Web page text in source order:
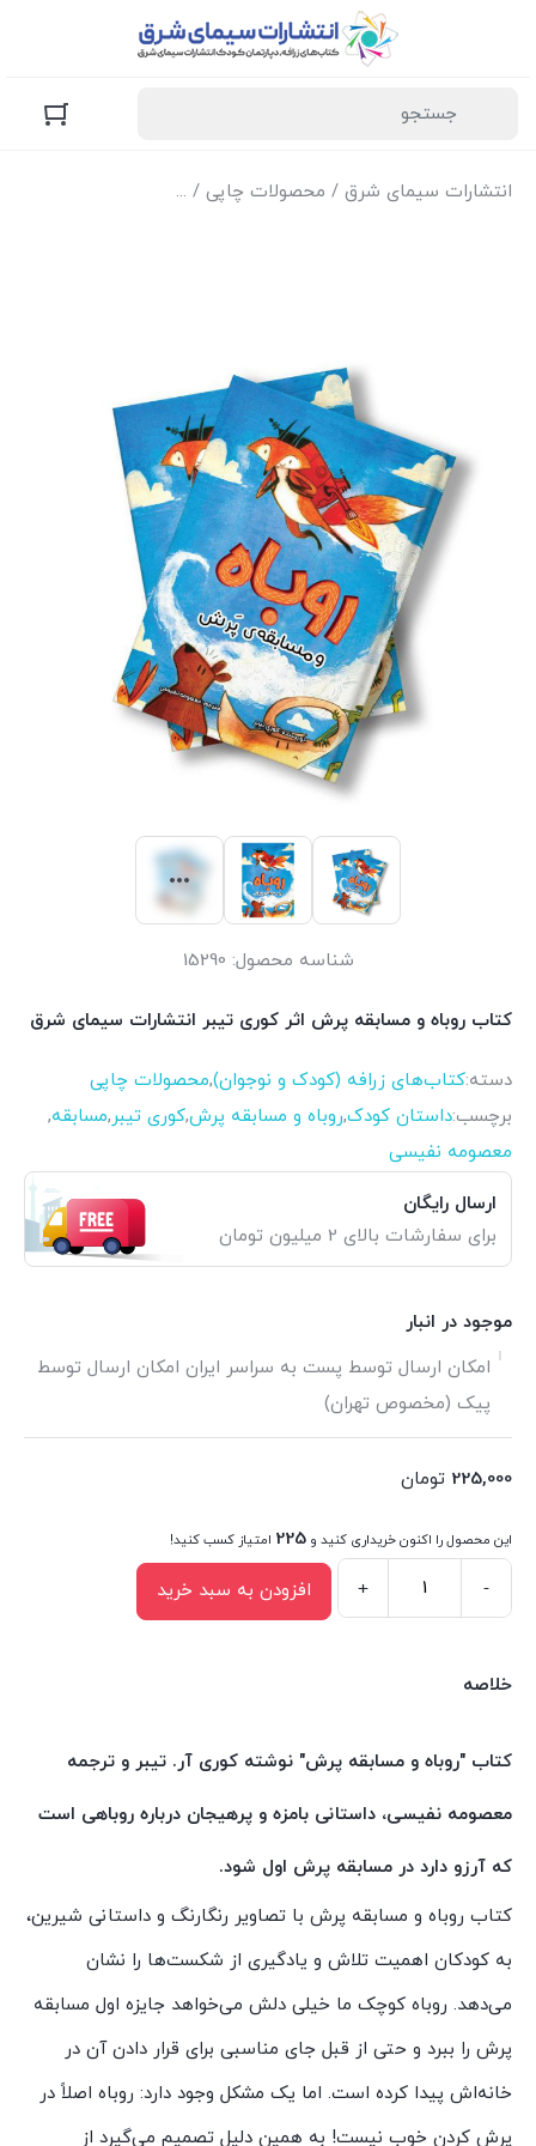
انتشارات سیمای شرق / محصولات چاپی / کتاب‌های زرافه (کودک
شناسه محصول: 15290
کتاب روباه و مسابقه پرش اثر کوری تیبر انتشارات سیمای شرق
دسته:کتاب‌های زرافه (کودک و نوجوان),محصولات چاپی
برچسب:داستان کودک,روباه و مسابقه پرش,کوری تیبر,مسابقه,
معصومه نفیسی
ارسال رایگان
برای سفارشات بالای 2 میلیون تومان
موجود در انبار
امکان ارسال توسط پست به سراسر ایران امکان ارسال توسط
پیک (مخصوص تهران)
225,000 تومان
این محصول را اکنون خریداری کنید و 225 امتیاز کسب کنید!
و
پرش
کوری
تیبر
سیمای
شرق
عدد
-
+ افزودن به سبد خرید
خلاصه
کتاب "روباه و مسابقه پرش" نوشته کوری آر. تیبر و ترجمه
معصومه نفیسی، داستانی بامزه و پرهیجان درباره روباهی است
که آرزو دارد در مسابقه پرش اول شود.
کتاب روباه و مسابقه پرش با تصاویر رنگارنگ و داستانی شیرین،
به کودکان اهمیت تلاش و یادگیری از شکست‌ها را نشان
می‌دهد. روباه کوچک ما خیلی دلش می‌خواهد جایزه اول مسابقه
پرش را ببرد و حتی از قبل جای مناسبی برای قرار دادن آن در
خانه‌اش پیدا کرده است. اما یک مشکل وجود دارد: روباه اصلاً در
پرش کردن خوب نیست! به همین دلیل تصمیم می‌گیرد از